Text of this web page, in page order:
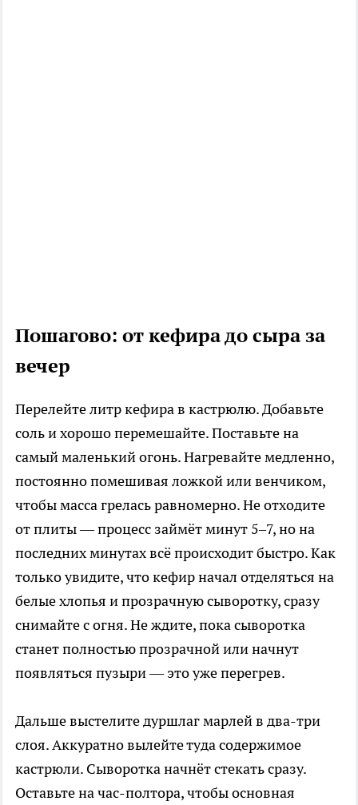
Пошагово: от кефира до сыра за
вечер
Перелейте литр кефира в кастрюлю. Добавьте
соль и хорошо перемешайте. Поставьте на
самый маленький огонь. Нагревайте медленно,
постоянно помешивая ложкой или венчиком,
чтобы масса грелась равномерно. Не отходите
от плиты — процесс займёт минут 5–7, но на
последних минутах всё происходит быстро. Как
только увидите, что кефир начал отделяться на
белые хлопья и прозрачную сыворотку, сразу
снимайте с огня. Не ждите, пока сыворотка
станет полностью прозрачной или начнут
появляться пузыри — это уже перегрев.
Дальше выстелите дуршлаг марлей в два-три
слоя. Аккуратно вылейте туда содержимое
кастрюли. Сыворотка начнёт стекать сразу.
Оставьте на час-полтора, чтобы основная